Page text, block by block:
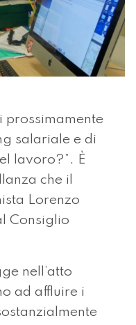
prossimamente
salariale e di
lavoro?”. È
che il
Lorenzo
Consiglio
nell’atto
ad affluire i